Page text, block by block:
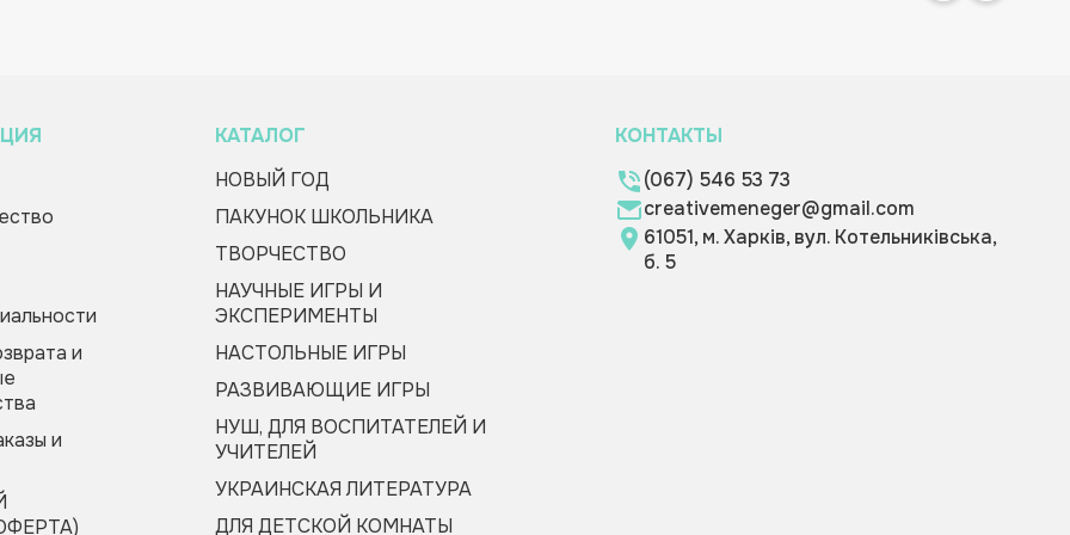
и
и
КАТАЛОГ
НОВЫЙ ГОД
ПАКУНОК ШКОЛЬНИКА
ТВОРЧЕСТВО
НАУЧНЫЕ ИГРЫ И
ЭКСПЕРИМЕНТЫ
НАСТОЛЬНЫЕ ИГРЫ
РАЗВИВАЮЩИЕ ИГРЫ
НУШ, ДЛЯ ВОСПИТАТЕЛЕЙ И
УЧИТЕЛЕЙ
УКРАИНСКАЯ ЛИТЕРАТУРА
ДЛЯ ДЕТСКОЙ КОМНАТЫ
КОНТАКТЫ
(067) 546 53 73
creativemeneger@gmail.com
61051, м. Харків, вул. Котельниківська,
б. 5